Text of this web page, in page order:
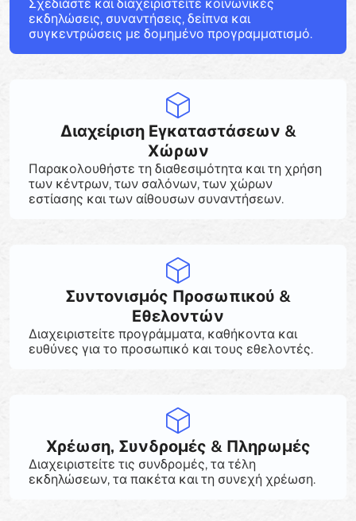
Σχεδιάστε και διαχειριστείτε κοινωνικές
εκδηλώσεις, συναντήσεις, δείπνα και
συγκεντρώσεις με δομημένο προγραμματισμό.
Διαχείριση Εγκαταστάσεων &
Χώρων
Παρακολουθήστε τη διαθεσιμότητα και τη χρήση
των κέντρων, των σαλόνων, των χώρων
εστίασης και των αίθουσων συναντήσεων.
Συντονισμός Προσωπικού &
Εθελοντών
Διαχειριστείτε προγράμματα, καθήκοντα και
ευθύνες για το προσωπικό και τους εθελοντές.
Χρέωση, Συνδρομές & Πληρωμές
Διαχειριστείτε τις συνδρομές, τα τέλη
εκδηλώσεων, τα πακέτα και τη συνεχή χρέωση.